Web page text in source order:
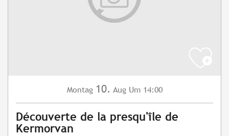
Montag 10. Aug Um 14:00
Découverte de la presqu'île de
Kermorvan